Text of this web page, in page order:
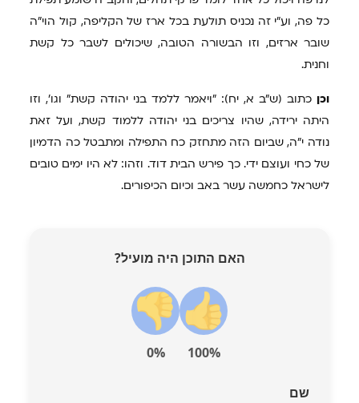
כל פה, וע"י זה נכניס תולעת בכל ארז של הקליפה, קול הוי"ה
שובר ארזים, וזו הבשורה הטובה, שיכולים לשבר כל קשת
וחנית.
וכן כתוב (ש"ב א, יח): "ויאמר ללמד בני יהודה קשת" וגו', וזו
היתה ירידה, שהיו צריכים בני יהודה ללמוד קשת, ועל זאת
נודה י"ה, שביום הזה מתחזק כח התפילה ומתבטל כה הדמיון
של כחי ועוצם ידי. כך פירש הבית דוד. וזהו: לא היו ימים טובים
לישראל כחמשה עשר באב וכיום הכיפורים.
האם התוכן היה מועיל?
100%
0%
שם